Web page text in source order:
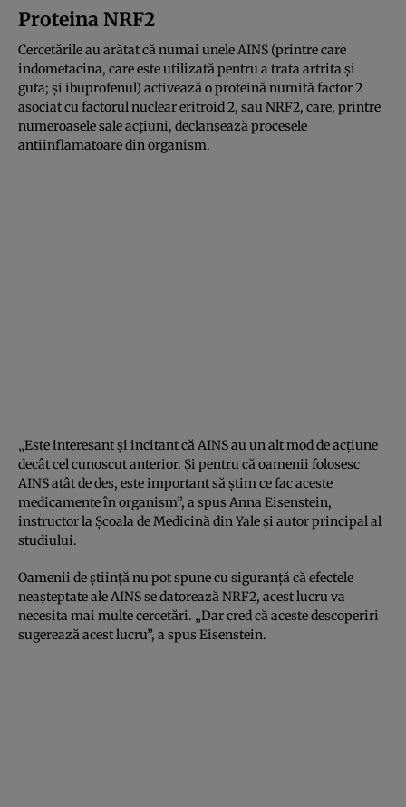
Proteina NRF2
Cercetările au arătat că numai unele AINS (printre care
indometacina, care este utilizată pentru a trata artrita și
guta; și ibuprofenul) activează o proteină numită factor 2
asociat cu factorul nuclear eritroid 2, sau NRF2, care, printre
numeroasele sale acțiuni, declanșează procesele
antiinflamatoare din organism.
„Este interesant și incitant că AINS au un alt mod de acțiune
decât cel cunoscut anterior. Și pentru că oamenii folosesc
AINS atât de des, este important să știm ce fac aceste
medicamente în organism”, a spus Anna Eisenstein,
instructor la Școala de Medicină din Yale și autor principal al
studiului.
Oamenii de știință nu pot spune cu siguranță că efectele
neașteptate ale AINS se datorează NRF2, acest lucru va
necesita mai multe cercetări. „Dar cred că aceste descoperiri
sugerează acest lucru”, a spus Eisenstein.